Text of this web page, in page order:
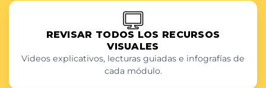
REVISAR TODOS LOS RECURSOS
VISUALES
Videos explicativos, lecturas guiadas e infografías de
cada módulo.